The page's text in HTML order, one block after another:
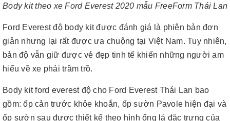
Body kit theo xe Ford Everest 2020 mẫu FreeForm Thái Lan
Ford Everest độ body kit được đánh giá là phiên bản đơn
giản nhưng lại rất được ưa chuộng tại Việt Nam. Tuy nhiên,
bản độ vẫn giữ được vẻ đẹp tinh tế khiến những người am
hiểu về xe phải trầm trồ.
Body kit ford everest độ cho Ford Everest Thái Lan bao
gồm: ốp cản trước khỏe khoắn, ốp sườn Pavole hiện đại và
ốp sườn sau được thiết kế theo hình ống lá đặc trưng của